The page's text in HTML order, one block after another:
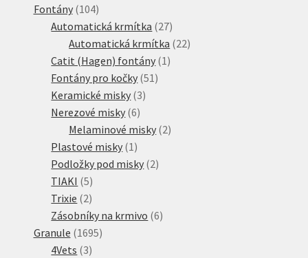
Fontány 104104
produktů
Automatická krmítka 2727
produktů
Automatická krmítka 2222
Catit (Hagen) fontány 1 1
Fontány pro kočky 51 51
Keramické misky 33
Nerezové misky 66
produktů
Melaminové misky 22
Plastové misky 1 1
produkt
Podložky pod misky 22
TIAKI 55
produktů
Trixie 22
produkty
Zásobníky na krmivo 66
Granule 16951695
4Vets 33